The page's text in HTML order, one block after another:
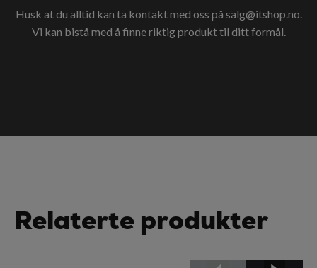
Husk at du alltid kan ta kontakt med oss på salg@itshop.no.
Vi kan bistå med å finne riktig produkt til ditt formål.
Relaterte produkter